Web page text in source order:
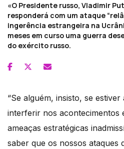
«O Presidente russo, Vladimir
responderá com um ataque
ingerência estrangeira na
meses em curso uma guerra
do exército russo.
“Se alguém, insisto, se
interferir nos acontecimentos
ameaças estratégicas
saber que os nossos ataques